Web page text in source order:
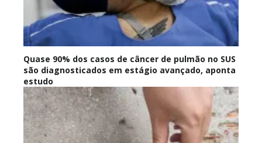
Quase 90% dos casos de câncer de pulmão no SUS
são diagnosticados em estágio avançado, aponta
estudo